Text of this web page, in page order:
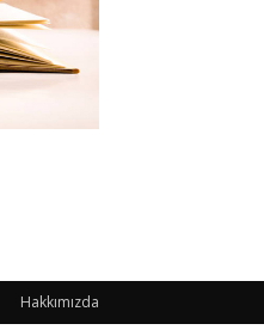
Hakkımızda